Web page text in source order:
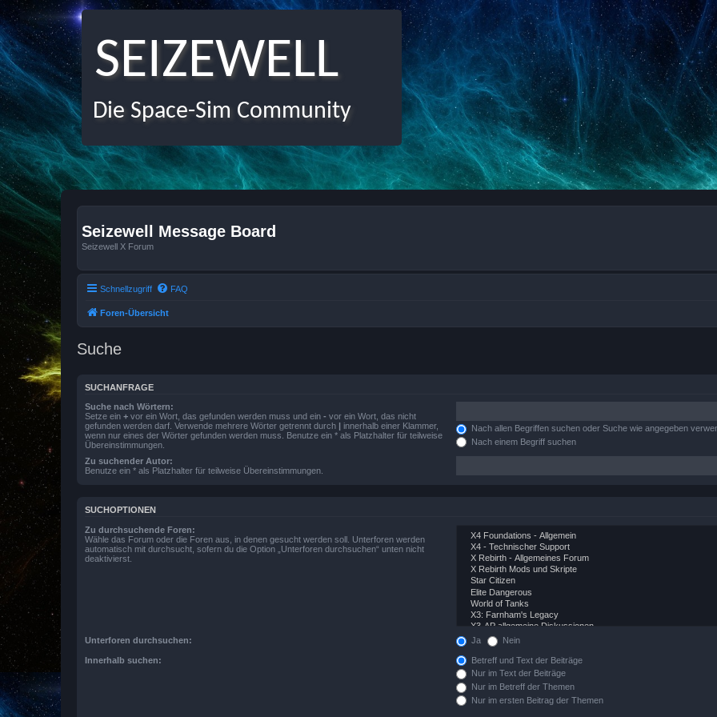
SEIZEWELL
Die Space-Sim Community
Seizewell Message Board
Seizewell X Forum
Schnellzugriff FAQ
Foren-Übersicht
Suche
SUCHANFRAGE
Suche nach Wörtern:
Setze ein + vor ein Wort, das gefunden werden muss und ein - vor ein Wort, das nicht
gefunden werden darf. Verwende mehrere Wörter getrennt durch | innerhalb einer Klammer,
wenn nur eines der Wörter gefunden werden muss. Benutze ein * als Platzhalter für teilweise
Übereinstimmungen.
Nach allen Begriffen suchen oder Suche wie angegeben
Nach einem Begriff suchen
Zu suchender Autor:
Benutze ein * als Platzhalter für teilweise Übereinstimmungen.
SUCHOPTIONEN
Zu durchsuchende Foren:
Wähle das Forum oder die Foren aus, in denen gesucht werden soll. Unterforen werden
automatisch mit durchsucht, sofern du die Option „Unterforen durchsuchen“ unten nicht
deaktivierst.
Unterforen durchsuchen: Ja Nein
Innerhalb suchen:
Betreff und Text der Beiträge
Nur im Text der Beiträge
Nur im Betreff der Themen
Nur im ersten Beitrag der Themen